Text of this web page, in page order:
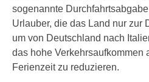
sogenannte
Urlauber, die das Land nur zur
um von Deutschland nach
das hohe Verkehrsaufkommen
Ferienzeit zu reduzieren.